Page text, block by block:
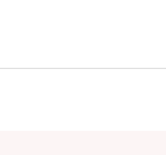
プクリエイター
画立案と運営
機会■クリエイテ
ケティングノウ